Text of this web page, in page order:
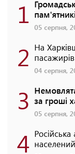
1 05 серпня,
2 На
пасажирів
04 серпня,
3 за гроші
05 серпня,
4